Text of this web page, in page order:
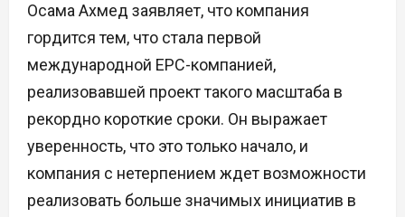
Осама Ахмед заявляет, что компания
гордится тем, что стала первой
международной EPC-компанией,
реализовавшей проект такого масштаба в
рекордно короткие сроки. Он выражает
уверенность, что это только начало, и
компания с нетерпением ждет возможности
реализовать больше значимых инициатив в